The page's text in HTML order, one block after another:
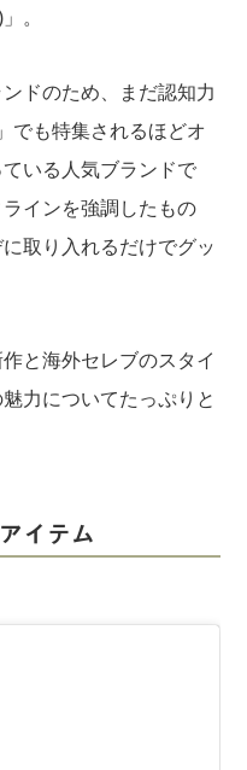
。
ドのため、まだ認知力
でも特集されるほどオ
いる人気ブランドで
インを強調したもの
取り入れるだけでグッ
と海外セレブのスタイ
力についてたっぷりと
イテム